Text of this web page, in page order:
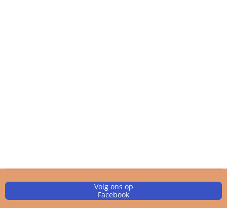
Volg ons op
Facebook